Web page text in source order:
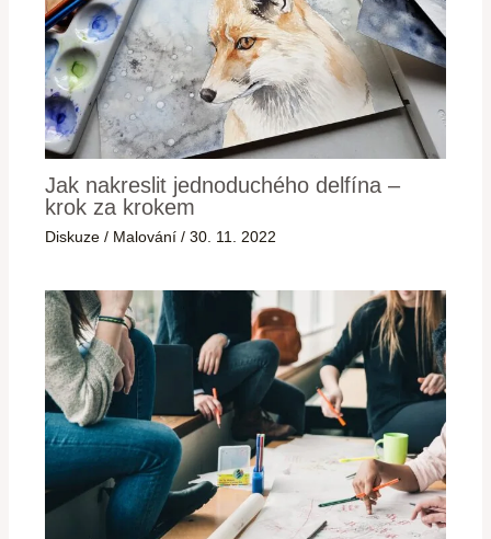
Jak nakreslit jednoduchého delfína –
krok za krokem
Diskuze / Malování /30. 11. 2022